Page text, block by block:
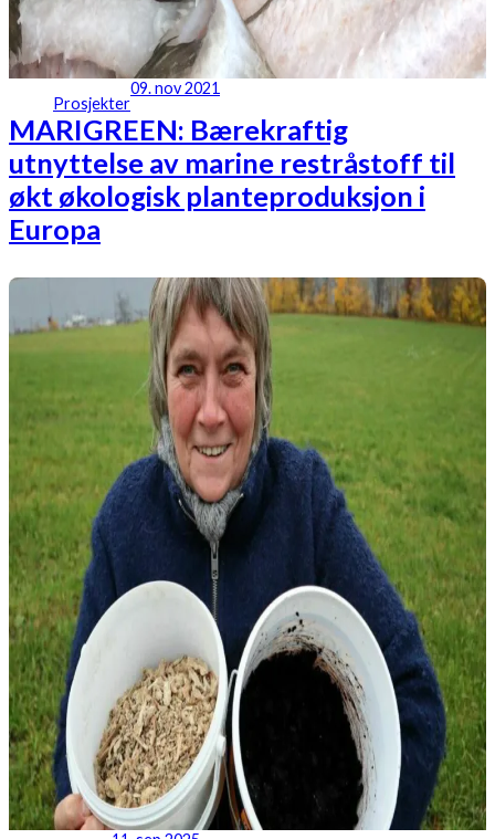
Prosjekter
09. nov 2021
MARIGREEN: Bærekraftig
utnyttelse av marine restråstoff til
økt økologisk planteproduksjon i
Europa